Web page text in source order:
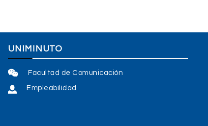
UNIMINUTO
Facultad de Comunicación
Empleabilidad